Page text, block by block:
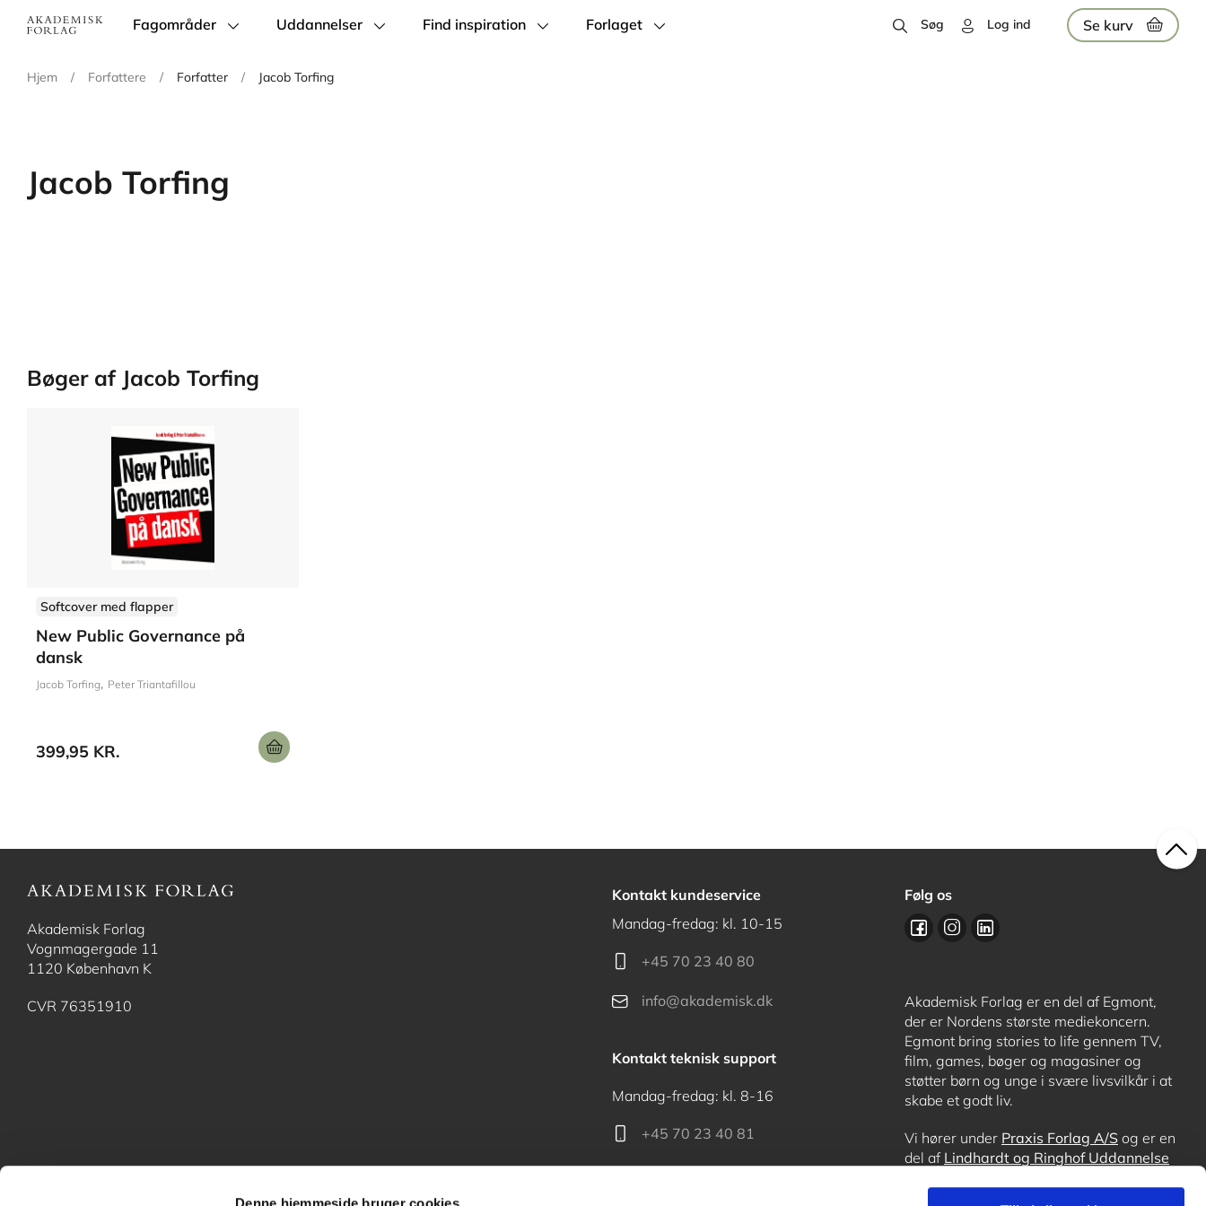
Denne hjemmeside bruger cookies
Main
Fagområder Uddannelser Find inspiration Forlaget Søg Log ind Se kurv
Hjem / Forfattere / Forfatter / Jacob Torfing
Jacob Torfing
Bøger af Jacob Torfing
Softcover med flapper
New Public Governance på
dansk
Jacob Torfing Peter Triantafillou
399,95 KR.
Akademisk Forlag
Vognmagergade 11
1120 København K
CVR 76351910
Kontakt kundeservice
Mandag-fredag: kl. 10-15
+45 70 23 40 80
info@akademisk.dk
Kontakt teknisk support
Mandag-fredag: kl. 8-16
+45 70 23 40 81
Følg os
Akademisk Forlag er en del af Egmont,
der er Nordens største mediekoncern.
Egmont bring stories to life gennem TV,
film, games, bøger og magasiner og
støtter børn og unge i svære livsvilkår i at
skabe et godt liv.
Vi hører under Praxis Forlag A/S og er en
del af Lindhardt og Ringhof Uddannelse